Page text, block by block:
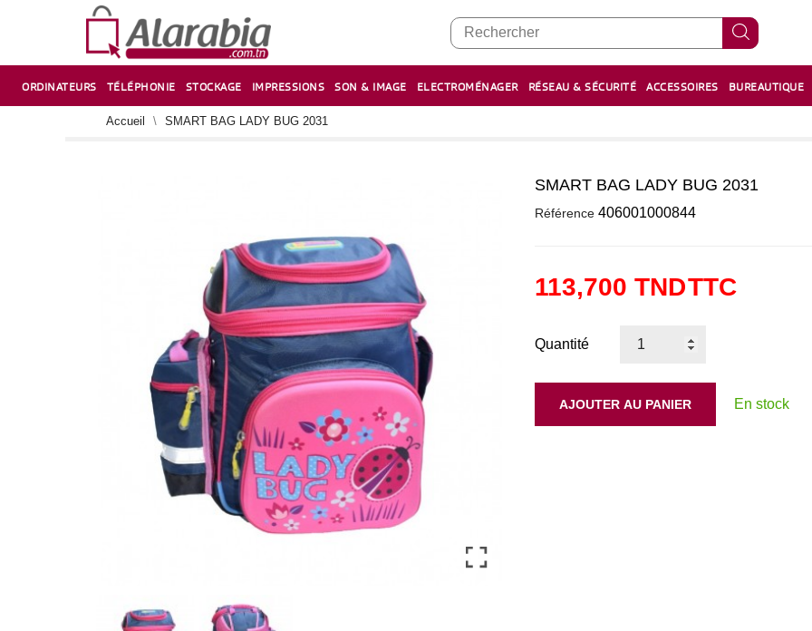
ORDINATEURS TÉLÉPHONIE STOCKAGE IMPRESSIONS SON & IMAGE ELECTROMÉNAGER RÉSEAU & SÉCURITÉ ACCESSOIRES BUREAUTIQUE
Accueil SMART BAG LADY BUG 2031
SMART BAG LADY BUG 2031
Référence 406001000844
113,700 TNDTTC
Quantité
AJOUTER AU PANIER En stock